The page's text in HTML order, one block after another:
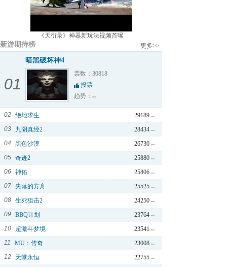
《天衍录》神器新玩法视频首曝
新游期待榜 更多>>
01
暗黑破坏神4
票数：30818
投票
趋势：
02 29189
绝地求生
03
28434
九阴真经2
04
26730
黑色沙漠
05
25880
奇迹2
06
25806
神佑
07
25525
失落的方舟
08
24250
生死狙击2
09
23764
BBQ计划
10
23541
超激斗梦境
11
23008
MU：传奇
12
22755
天堂永恒